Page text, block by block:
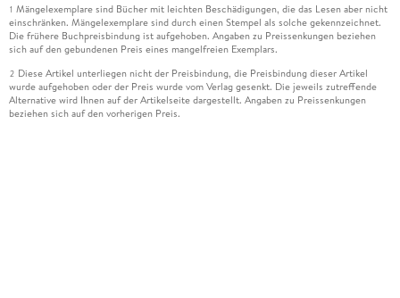
1 Mängelexemplare sind Bücher mit leichten Beschädigungen, die das Lesen aber nicht
einschränken. Mängelexemplare sind durch einen Stempel als solche gekennzeichnet.
Die frühere Buchpreisbindung ist aufgehoben. Angaben zu Preissenkungen beziehen
sich auf den gebundenen Preis eines mangelfreien Exemplars.
2 Diese Artikel unterliegen nicht der Preisbindung, die Preisbindung dieser Artikel
wurde aufgehoben oder der Preis wurde vom Verlag gesenkt. Die jeweils zutreffende
Alternative wird Ihnen auf der Artikelseite dargestellt. Angaben zu Preissenkungen
beziehen sich auf den vorherigen Preis.